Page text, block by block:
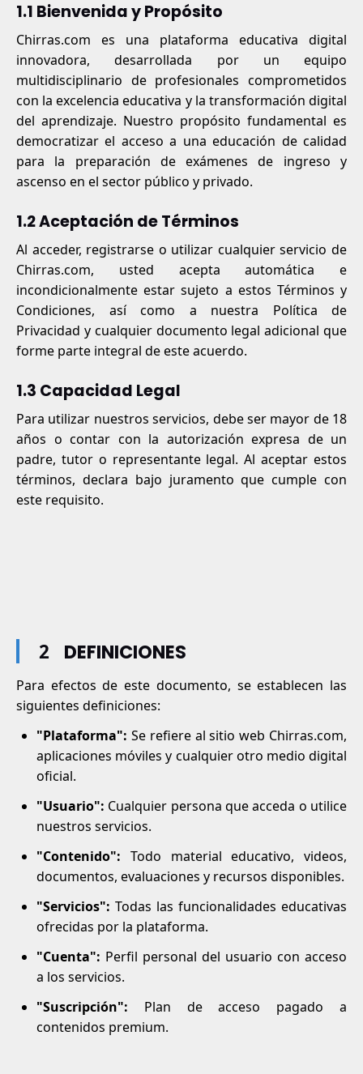
1.1 Bienvenida y Propósito
Chirras.com es una plataforma educativa digital
innovadora, desarrollada por un equipo
multidisciplinario de profesionales comprometidos
con la excelencia educativa y la transformación digital
del aprendizaje. Nuestro propósito fundamental es
democratizar el acceso a una educación de calidad
para la preparación de exámenes de ingreso y
ascenso en el sector público y privado.
1.2 Aceptación de Términos
Al acceder, registrarse o utilizar cualquier servicio de
Chirras.com, usted acepta automática e
incondicionalmente estar sujeto a estos Términos y
Condiciones, así como a nuestra Política de
Privacidad y cualquier documento legal adicional que
forme parte integral de este acuerdo.
1.3 Capacidad Legal
Para utilizar nuestros servicios, debe ser mayor de 18
años o contar con la autorización expresa de un
padre, tutor o representante legal. Al aceptar estos
términos, declara bajo juramento que cumple con
este requisito.
2 DEFINICIONES
Para efectos de este documento, se establecen las
siguientes definiciones:
"Plataforma": Se refiere al sitio web Chirras.com,
aplicaciones móviles y cualquier otro medio digital
oficial.
"Usuario": Cualquier persona que acceda o utilice
nuestros servicios.
"Contenido": Todo material educativo, videos,
documentos, evaluaciones y recursos disponibles.
"Servicios": Todas las funcionalidades educativas
ofrecidas por la plataforma.
"Cuenta": Perfil personal del usuario con acceso
a los servicios.
"Suscripción": Plan de acceso pagado a
contenidos premium.